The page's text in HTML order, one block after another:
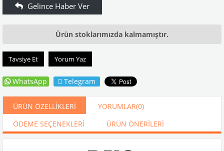
Ürün stoklarımızda kalmamıştır.
Tavsiye Et Yorum Yaz
WhatsApp Telegram
ÜRÜN ÖZELLIKLERI YORUMLAR(0)
ÖDEME SEÇENEKLERI
ÜRÜN ÖNERILERI